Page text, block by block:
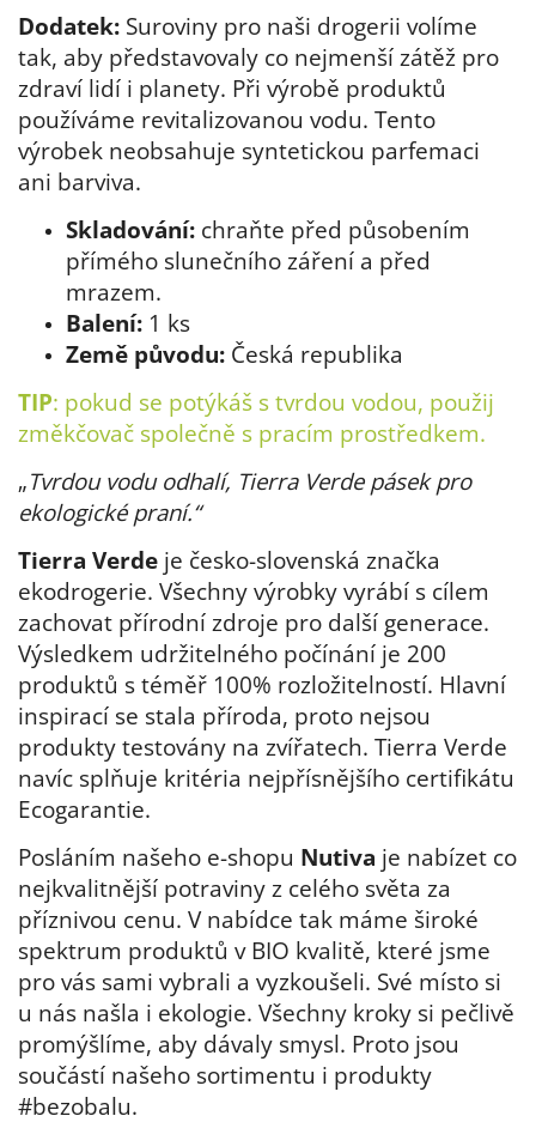
Dodatek: Suroviny pro naši drogerii volíme
tak, aby představovaly co nejmenší zátěž pro
zdraví lidí i planety. Při výrobě produktů
používáme revitalizovanou vodu. Tento
výrobek neobsahuje syntetickou parfemaci
ani barviva.
Skladování: chraňte před působením
přímého slunečního záření a před
mrazem.
Balení: 1 ks
Země původu: Česká republika
TIP: pokud se potýkáš s tvrdou vodou, použij
změkčovač společně s pracím prostředkem.
„Tvrdou vodu odhalí, Tierra Verde pásek pro
ekologické praní.“
Tierra Verde je česko-slovenská značka
ekodrogerie. Všechny výrobky vyrábí s cílem
zachovat přírodní zdroje pro další generace.
Výsledkem udržitelného počínání je 200
produktů s téměř 100% rozložitelností. Hlavní
inspirací se stala příroda, proto nejsou
produkty testovány na zvířatech. Tierra Verde
navíc splňuje kritéria nejpřísnějšího certifikátu
Ecogarantie.
Posláním našeho e-shopu Nutiva je nabízet co
nejkvalitnější potraviny z celého světa za
příznivou cenu. V nabídce tak máme široké
spektrum produktů v BIO kvalitě, které jsme
pro vás sami vybrali a vyzkoušeli. Své místo si
u nás našla i ekologie. Všechny kroky si pečlivě
promýšlíme, aby dávaly smysl. Proto jsou
součástí našeho sortimentu i produkty
#bezobalu.